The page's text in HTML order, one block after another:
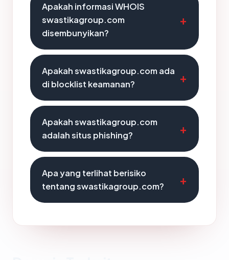
Apakah informasi WHOIS
swastikagroup.com
disembunyikan?
Apakah swastikagroup.com ada
di blocklist keamanan?
Apakah swastikagroup.com
adalah situs phishing?
Apa yang terlihat berisiko
tentang swastikagroup.com?